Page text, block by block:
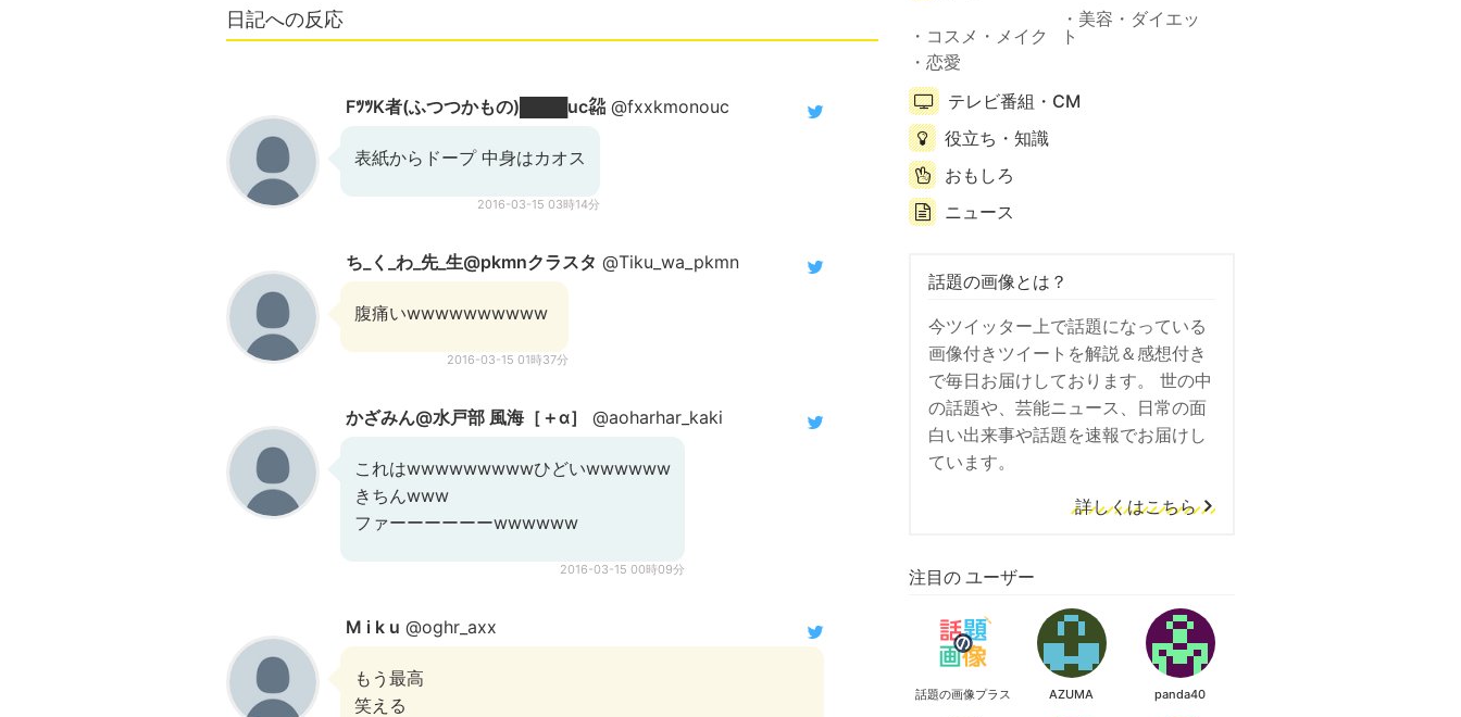
日記への反応
FﾂﾂK者(ふつつかもの)████uc㌚ @fxxkmonouc
表紙からドープ 中身はカオス
2016-03-15 03時14分
ち_く_わ_先_生@pkmnクラスタ @Tiku_wa_pkmn
腹痛いwwwwwwwwww
2016-03-15 01時37分
かざみん@水戸部 風海［＋α］ @aoharhar_kaki
これはwwwwwwwwwひどいwwwwww
きちんwww
ファーーーーーーwwwwww
2016-03-15 00時09分
M i k u @oghr_axx
もう最高
笑える
コスメ・メイク
美容・ダイエッ
ト
恋愛
テレビ番組・CM
役立ち・知識
おもしろ
ニュース
話題の画像とは？
今ツイッター上で話題になっている
画像付きツイートを解説＆感想付き
で毎日お届けしております。 世の中
の話題や、芸能ニュース、日常の面
白い出来事や話題を速報でお届けし
ています。
詳しくはこちら
注目の ユーザー
話題の画像プラス AZUMA panda40